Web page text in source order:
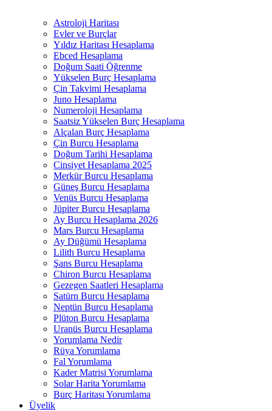
Astroloji Haritası
Evler ve Burçlar
Yıldız Haritası Hesaplama
Ebced Hesaplama
Doğum Saati Öğrenme
Yükselen Burç Hesaplama
Çin Takvimi Hesaplama
Juno Hesaplama
Numeroloji Hesaplama​
Saatsiz Yükselen Burç Hesaplama
Alçalan Burç Hesaplama
Çin Burcu Hesaplama
Doğum Tarihi Hesaplama
Cinsiyet Hesaplama 2025
Merkür Burcu Hesaplama
Güneş Burcu Hesaplama
Venüs Burcu Hesaplama
Jüpiter Burcu Hesaplama
Ay Burcu Hesaplama 2026
Mars Burcu Hesaplama
Ay Düğümü Hesaplama
Lilith Burcu Hesaplama
Şans Burcu Hesaplama
Chiron Burcu Hesaplama
Gezegen Saatleri Hesaplama
Satürn Burcu Hesaplama
Neptün Burcu Hesaplama
Plüton Burcu Hesaplama
Uranüs Burcu Hesaplama
Yorumlama Nedir
Rüya Yorumlama​
Fal Yorumlama
Kader Matrisi Yorumlama​
Solar Harita Yorumlama​
Burç Haritası Yorumlama
Üyelik